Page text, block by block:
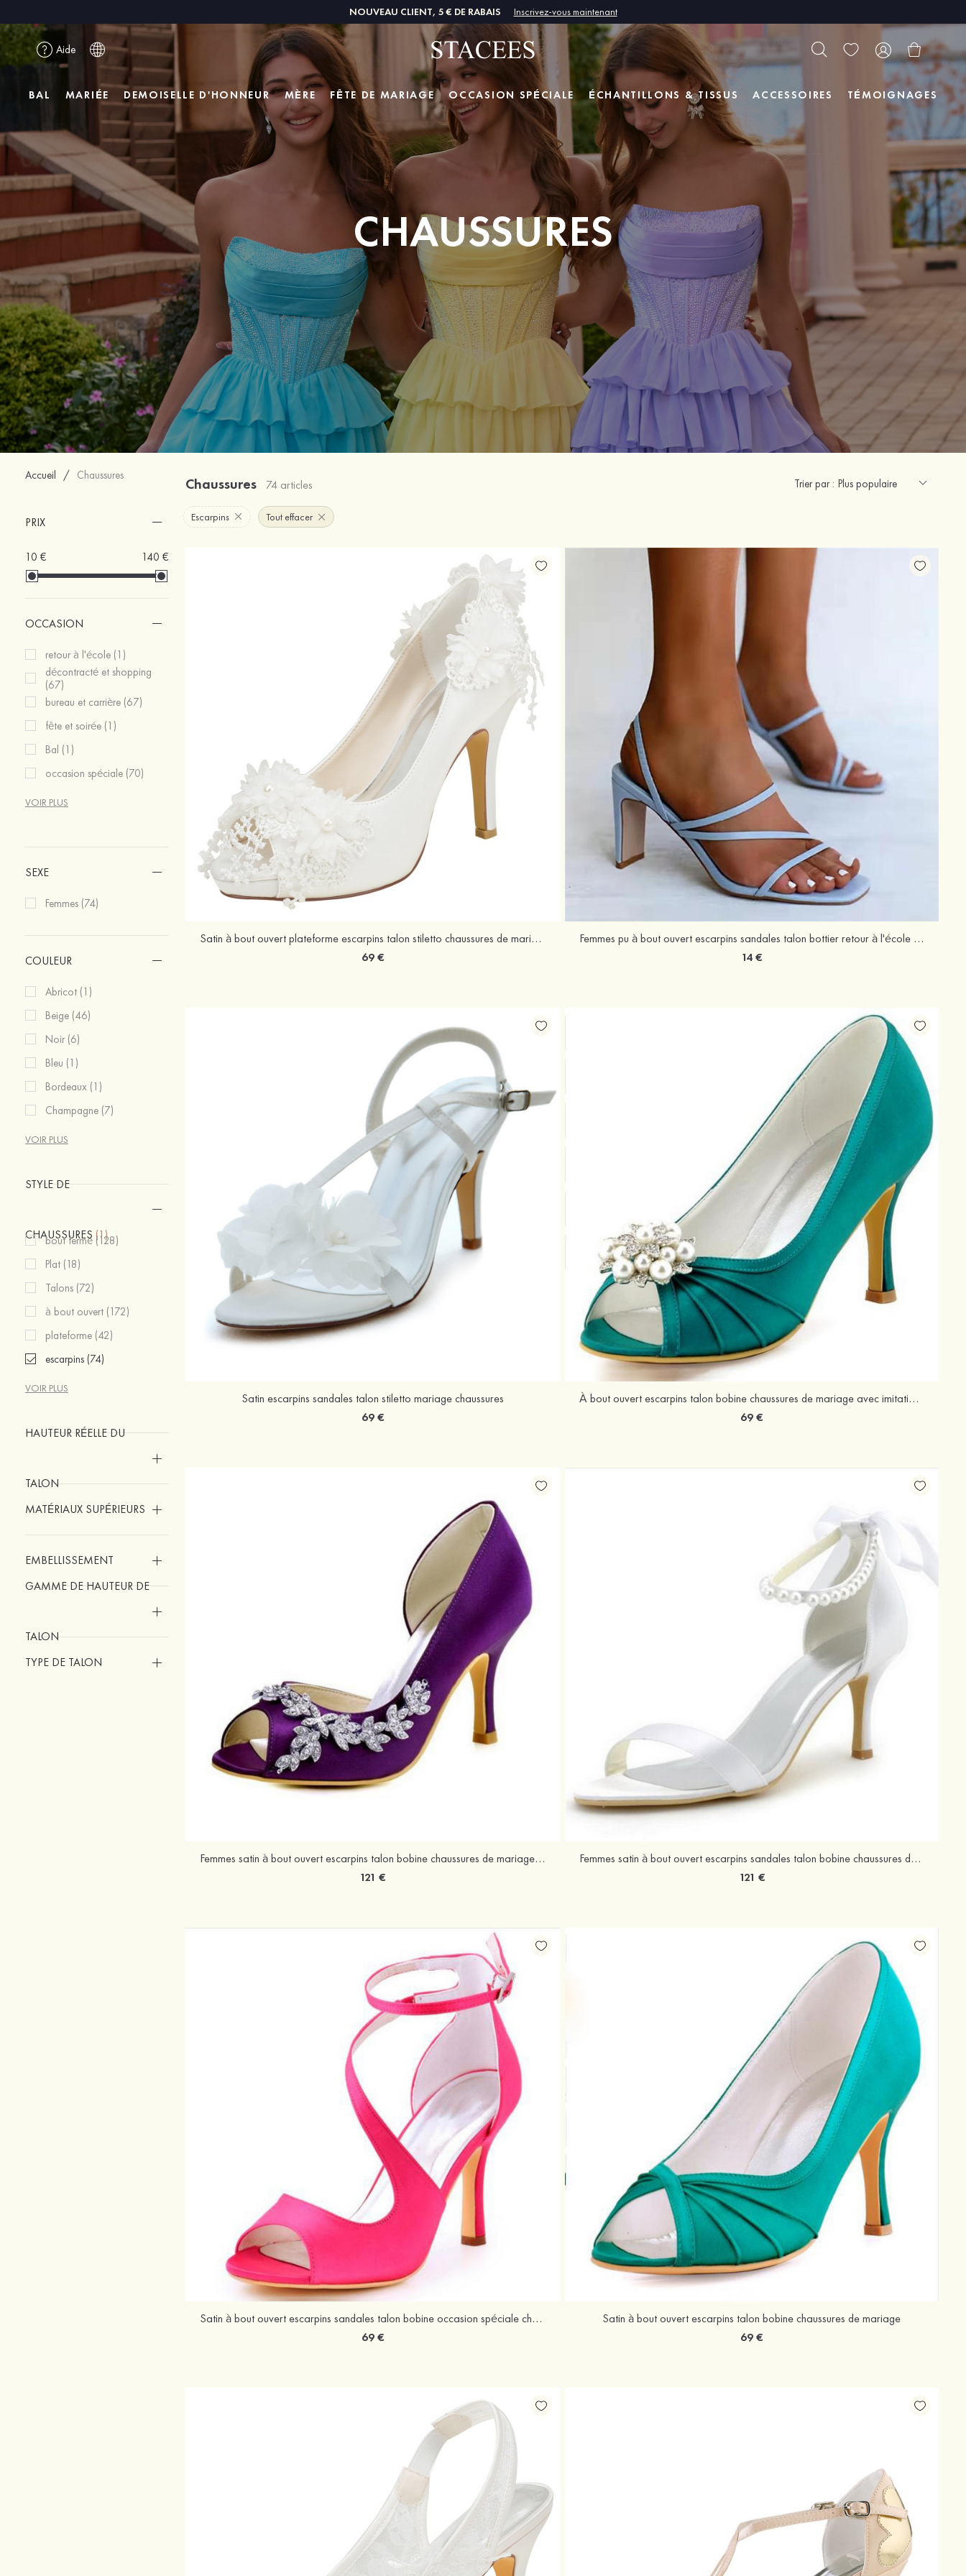
NOUVEAU CLIENT, 5 € DE RABAIS Inscrivez-vous maintenant
Aide
BAL MARIÉE DEMOISELLE D'HONNEUR MÈRE FÊTE DE MARIAGE OCCASION SPÉCIALE ÉCHANTILLONS & TISSUS ACCESSOIRES TÉMOIGNAGES
CHAUSSURES
Accueil / Chaussures
PRIX
10 € 140 €
OCCASION
retour à l'école (1)
décontracté et shopping
(67)
bureau et carrière (67)
fête et soirée (1)
Bal (1)
occasion spéciale (70)
VOIR PLUS
SEXE
Femmes (74)
COULEUR
Abricot (1)
Beige (46)
Noir (6)
Bleu (1)
Bordeaux (1)
Champagne (7)
VOIR PLUS
STYLE DE
CHAUSSURES (1)
bout fermé (128)
Plat (18)
Talons (72)
à bout ouvert (172)
plateforme (42)
escarpins (74)
VOIR PLUS
HAUTEUR RÉELLE DU
TALON
MATÉRIAUX SUPÉRIEURS
EMBELLISSEMENT
GAMME DE HAUTEUR DE
TALON
TYPE DE TALON
Chaussures 74 articles Trier par :
Escarpins Tout effacer
Satin à bout ouvert plateforme escarpins talon stiletto chaussures de mariage
69 €
Femmes pu à bout ouvert escarpins sandales talon bottier retour à l'école fête et soirée bal occasion spéciale chaussures
14 €
Satin escarpins sandales talon stiletto mariage chaussures
69 €
À bout ouvert escarpins talon bobine chaussures de mariage avec imitation pearl strass
69 €
Femmes satin à bout ouvert escarpins talon bobine chaussures de mariage avec strass
121 €
Femmes satin à bout ouvert escarpins sandales talon bobine chaussures de mariage
121 €
Satin à bout ouvert escarpins sandales talon bobine occasion spéciale chaussures
69 €
Satin à bout ouvert escarpins talon bobine chaussures de mariage
69 €